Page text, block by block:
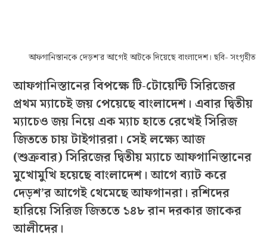
আফগানিস্তানকে দেড়শ’র আগেই আটকে দিয়েছে বাংলাদেশ। ছবি- সংগৃহীত
আফগানিস্তানের বিপক্ষে টি-টোয়েন্টি সিরিজের
প্রথম ম্যাচেই জয় পেয়েছে বাংলাদেশ। এবার দ্বিতীয়
ম্যাচেও জয় নিয়ে এক ম্যাচ হাতে রেখেই সিরিজ
জিততে চায় টাইগাররা। সেই লক্ষ্যে আজ
(শুক্রবার) সিরিজের দ্বিতীয় ম্যাচে আফগানিস্তানের
মুখোমুখি হয়েছে বাংলাদেশ। আগে ব্যাট করে
দেড়শ’র আগেই থেমেছে আফগানরা। রশিদের
হারিয়ে সিরিজ জিততে ১৪৮ রান দরকার জাকের
আলীদের।